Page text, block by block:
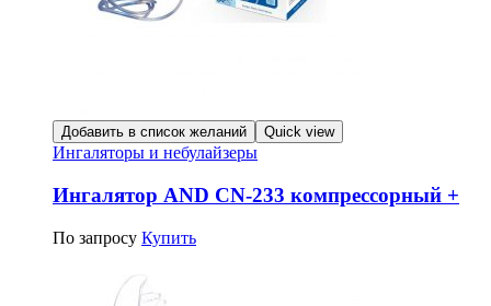
Добавить в список желаний Quick view
Ингаляторы и небулайзеры
Ингалятор AND CN-233 компрессорный +
По запросу Купить